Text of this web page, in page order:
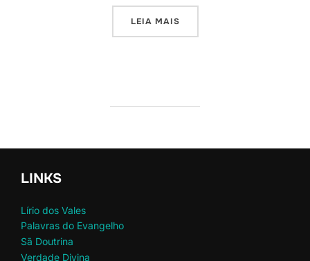
LEIA MAIS“A POSIÇÃO DE CRISTO
LINKS
Lírio dos Vales
Palavras do Evangelho
Sã Doutrina
Verdade Divina